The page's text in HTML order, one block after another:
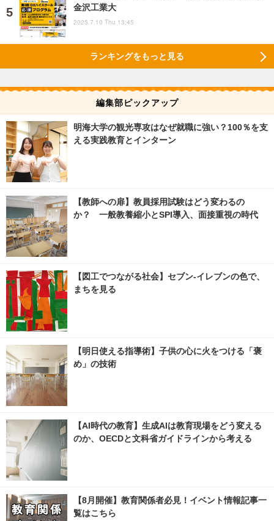
金沢工業大
2025.7.10 Thu 13:45
ランキングをもっと見る
編集部ピックアップ
明海大学の観光専攻はなぜ就職に強い？100％を支
える実践教育とインターン
【教師への扉】教員採用試験はどう変わるの
か？ 一般教養縮小とSPI導入、面接重視の時代
【図工でつながる社会】セブン‐イレブンの色で、
まちを見る
【明日使える指導術】子供の心に火をつける「褒
め」の技術
【AI時代の教育】生成AIは教育現場をどう変える
のか、OECDと文科省ガイドラインから考える
【8月開催】教育関係者必見！イベント情報記事一
覧はこちら